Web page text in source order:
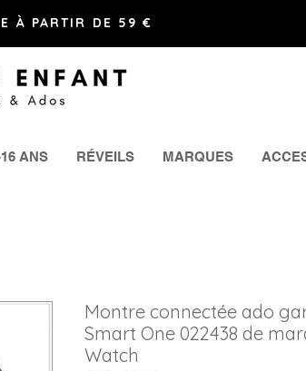
À PARTIR DE 59 €
ANS RÉVEILS MARQUES
Montre connectée ado
Smart One 022438 de
Watch